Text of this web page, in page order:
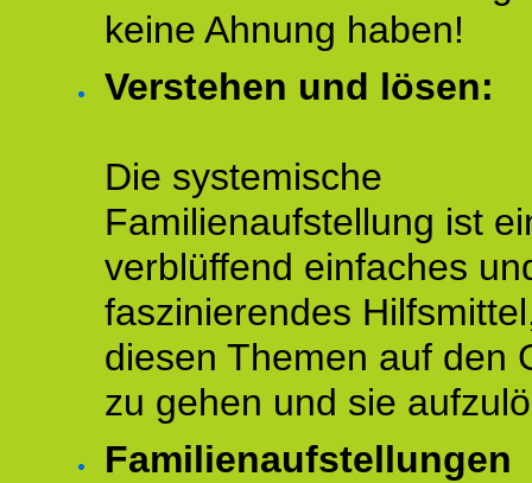
keine Ahnung haben!
Verstehen und lösen:
Die systemische
Familienaufstellung ist
verblüffend einfaches
faszinierendes
diesen Themen auf den
zu gehen und sie
Familienaufstellungen